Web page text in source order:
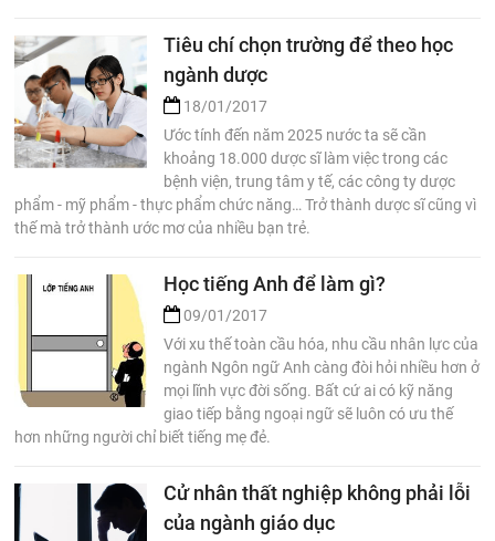
Tiêu chí chọn trường để theo học
ngành dược
18/01/2017
Ước tính đến năm 2025 nước ta sẽ cần
khoảng 18.000 dược sĩ làm việc trong các
bệnh viện, trung tâm y tế, các công ty dược
phẩm - mỹ phẩm - thực phẩm chức năng… Trở thành dược sĩ cũng vì
thế mà trở thành ước mơ của nhiều bạn trẻ.
Học tiếng Anh để làm gì?
09/01/2017
Với xu thế toàn cầu hóa, nhu cầu nhân lực của
ngành Ngôn ngữ Anh càng đòi hỏi nhiều hơn ở
mọi lĩnh vực đời sống. Bất cứ ai có kỹ năng
giao tiếp bằng ngoại ngữ sẽ luôn có ưu thế
hơn những người chỉ biết tiếng mẹ đẻ.
Cử nhân thất nghiệp không phải lỗi
của ngành giáo dục